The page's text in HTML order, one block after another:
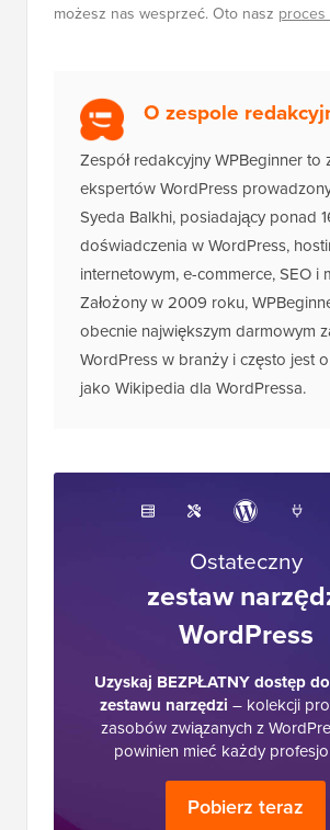
możesz nas wesprzeć. Oto nasz proces
O zespole
Zespół redakcyjny WPBeginner to
ekspertów WordPress
Syeda Balkhi, posiadający ponad
doświadczenia w WordPress,
internetowym, e-commerce, SEO i
Założony w 2009 roku,
obecnie największym darmowym
WordPress w branży i często jest
jako Wikipedia dla WordPressa.
Ostateczny
zestaw
WordPress
Uzyskaj BEZPŁATNY dostęp
zestawu narzędzi – kolekcji
zasobów związanych z
powinien mieć każdy
Pobierz teraz